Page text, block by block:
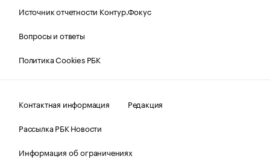
Источник отчетности Контур.Фокус
Вопросы и ответы
Политика Cookies РБК
Контактная информация
Редакция
Рассылка РБК Новости
Информация об ограничениях